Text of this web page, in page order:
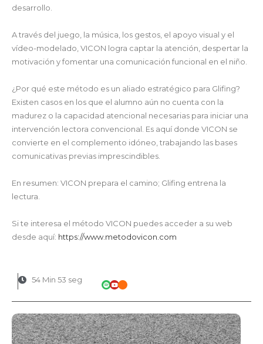
desarrollo.
A través del juego, la música, los gestos, el apoyo visual y el
vídeo-modelado, VICON logra captar la atención, despertar la
motivación y fomentar una comunicación funcional en el niño.
¿Por qué este método es un aliado estratégico para Glifing?
Existen casos en los que el alumno aún no cuenta con la
madurez o la capacidad atencional necesarias para iniciar una
intervención lectora convencional. Es aquí donde VICON se
convierte en el complemento idóneo, trabajando las bases
comunicativas previas imprescindibles.
En resumen: VICON prepara el camino; Glifing entrena la
lectura.
Si te interesa el método VICON puedes acceder a su web
desde aquí: https://www.metodovicon.com
54 Min 53 seg